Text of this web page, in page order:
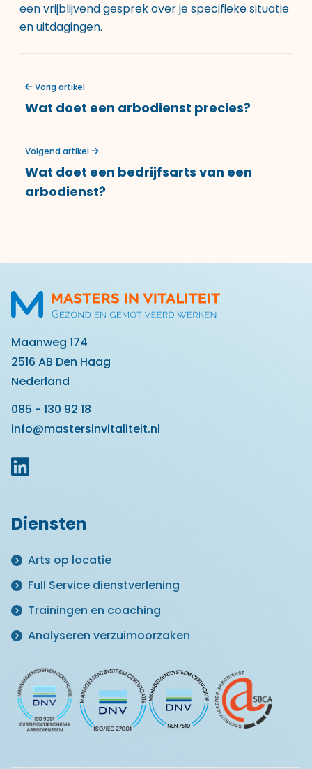
een vrijblijvend gesprek over je specifieke situatie
en uitdagingen.
Vorig artikel
Wat doet een arbodienst precies?
Volgend artikel
Wat doet een bedrijfsarts van een
arbodienst?
Maanweg 174
2516 AB Den Haag
Nederland
085 - 130 92 18
info@mastersinvitaliteit.nl
Diensten
Arts op locatie
Full Service dienstverlening
Trainingen en coaching
Analyseren verzuimoorzaken